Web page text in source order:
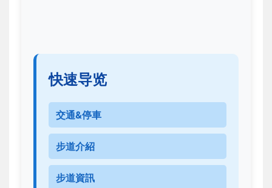
快速导览
交通&停車
步道介紹
步道資訊